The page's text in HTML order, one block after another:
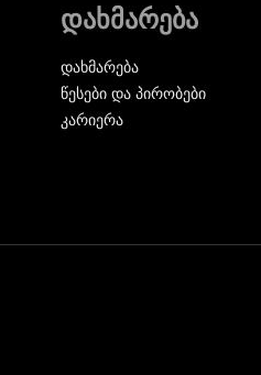
დახმარება
დახმარება
წესები და პირობები
კარიერა